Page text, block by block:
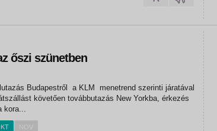
őszi szünetben
követően továbbutazás New Yorkba, érkezés
kora...
NOV